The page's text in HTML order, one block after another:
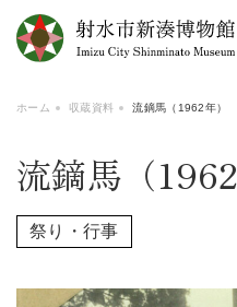
ホーム 収蔵資料 流鏑馬（1962年）
流鏑馬（1962
祭り・行事